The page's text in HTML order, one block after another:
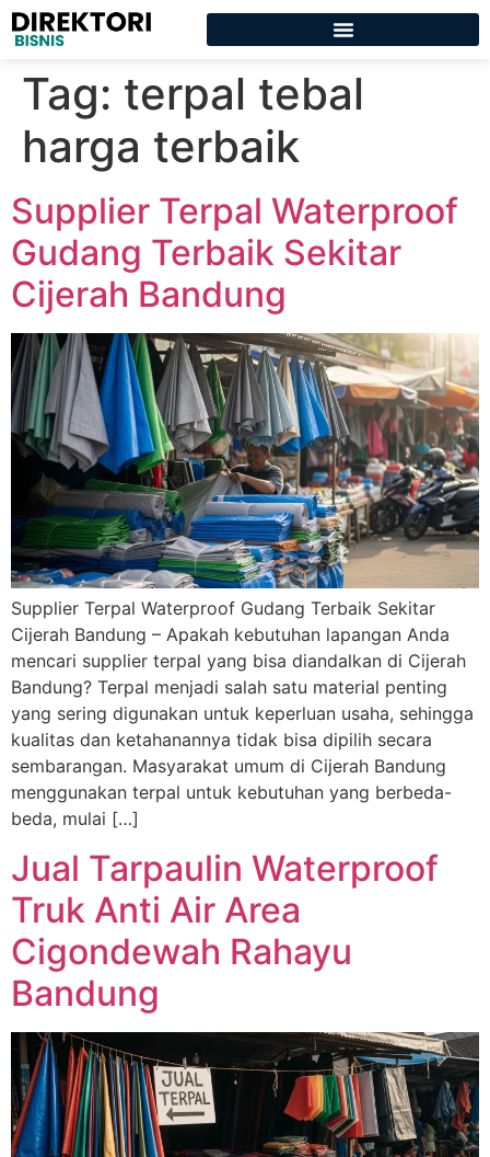
Tag: terpal tebal
harga terbaik
Supplier Terpal Waterproof
Gudang Terbaik Sekitar
Cijerah Bandung
Supplier Terpal Waterproof Gudang Terbaik Sekitar
Cijerah Bandung – Apakah kebutuhan lapangan Anda
mencari supplier terpal yang bisa diandalkan di Cijerah
Bandung? Terpal menjadi salah satu material penting
yang sering digunakan untuk keperluan usaha, sehingga
kualitas dan ketahanannya tidak bisa dipilih secara
sembarangan. Masyarakat umum di Cijerah Bandung
menggunakan terpal untuk kebutuhan yang berbeda-
beda, mulai […]
Jual Tarpaulin Waterproof
Truk Anti Air Area
Cigondewah Rahayu
Bandung